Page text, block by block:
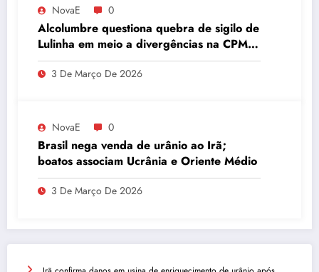
NovaE 0
Alcolumbre questiona quebra de sigilo de
Lulinha em meio a divergências na CPMI
do INSS
3 De Março De 2026
NovaE 0
Brasil nega venda de urânio ao Irã;
boatos associam Ucrânia e Oriente Médio
3 De Março De 2026